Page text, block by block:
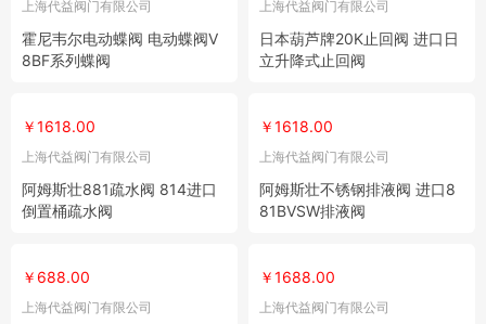
上海代益阀门有限公司
霍尼韦尔电动蝶阀 电动蝶阀V
8BF系列蝶阀
上海代益阀门有限公司
日本葫芦牌20K止回阀 进口日
立升降式止回阀
￥1618.00
上海代益阀门有限公司
阿姆斯壮881疏水阀 814进口
倒置桶疏水阀
￥1618.00
上海代益阀门有限公司
阿姆斯壮不锈钢排液阀 进口8
81BVSW排液阀
￥688.00
上海代益阀门有限公司
￥1688.00
上海代益阀门有限公司